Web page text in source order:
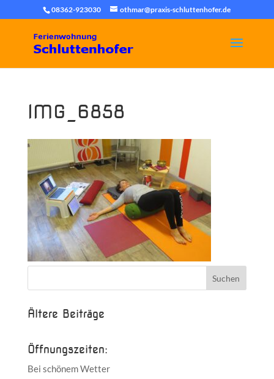
08362-923030 othmar@praxis-schluttenhofer.de
IMG_6858
Ältere Beiträge
Öffnungszeiten:
Bei schönem Wetter